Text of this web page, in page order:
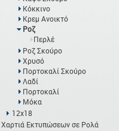
Κόκκινο
Κρεμ Ανοικτό
Ροζ
Περλέ
Ροζ Σκούρο
Χρυσό
Πορτοκαλί Σκούρο
Λαδί
Πορτοκαλί
Μόκα
12x18
Χαρτιά Εκτυπώσεων σε Ρολά